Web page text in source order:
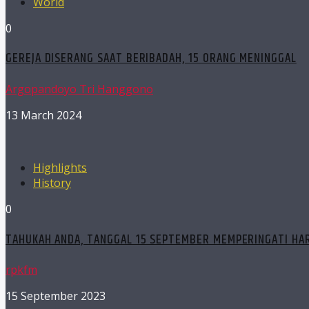
0
GEREJA DISERANG SAAT BERIBADAH, 15 ORANG MENINGGAL
Argopandoyo Tri Hanggono
13 March 2024
Highlights
History
0
TAHUKAH ANDA, TANGGAL 15 SEPTEMBER MEMPERINGATI
rpkfm
15 September 2023